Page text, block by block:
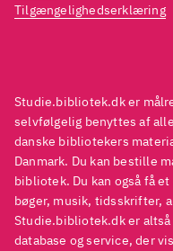
Studie.bibliotek.dk er
selvfølgelig benyttes af
danske bibliotekers
Danmark. Du kan bestille
bibliotek. Du kan også få
bøger, musik, tidsskrifter,
Studie.bibliotek.dk er
database og service, der
Tilgængelighedserklæring